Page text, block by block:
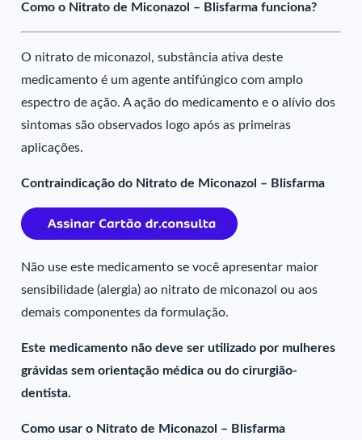
Como o Nitrato de Miconazol – Blisfarma funciona?
O nitrato de miconazol, substância ativa deste
medicamento é um agente antifúngico com amplo
espectro de ação. A ação do medicamento e o alívio dos
sintomas são observados logo após as primeiras
aplicações.
Contraindicação do Nitrato de Miconazol – Blisfarma
Não use este medicamento se você apresentar maior
sensibilidade (alergia) ao nitrato de miconazol ou aos
demais componentes da formulação.
Este medicamento não deve ser utilizado por mulheres
grávidas sem orientação médica ou do cirurgião-
dentista.
Como usar o Nitrato de Miconazol – Blisfarma